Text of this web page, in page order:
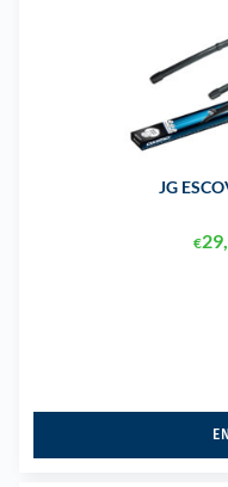
JG
€